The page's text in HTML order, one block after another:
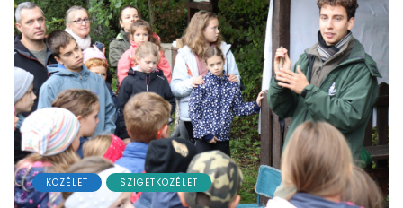
KÖZÉLET SZIGETKÖZÉLET